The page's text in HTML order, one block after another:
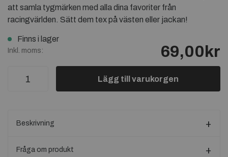
att samla tygmärken med alla dina favoriter från
racingvärlden. Sätt dem tex på västen eller jackan!
Finns i lager
Inkl. moms: 69,00kr
Lägg till varukorgen
Beskrivning
Fråga om produkt